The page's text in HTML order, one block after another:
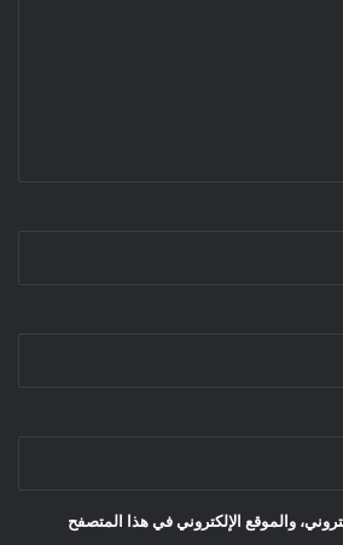
والموقع الإلكتروني في هذا المتصفح